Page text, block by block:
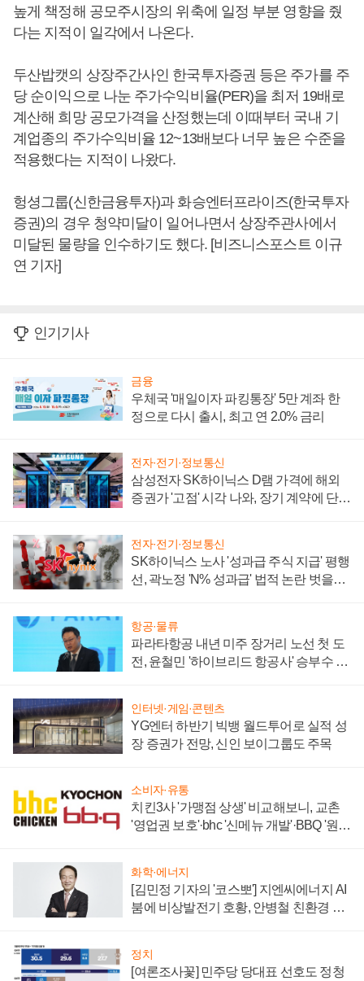
높게 책정해 공모주시장의 위축에 일정 부분 영향을 줬
다는 지적이 일각에서 나온다.
두산밥캣의 상장주간사인 한국투자증권 등은 주가를 주
당 순이익으로 나눈 주가수익비율(PER)을 최저 19배로
계산해 희망 공모가격을 산정했는데 이때부터 국내 기
계업종의 주가수익비율 12~13배보다 너무 높은 수준을
적용했다는 지적이 나왔다.
헝셩그룹(신한금융투자)과 화승엔터프라이즈(한국투자
증권)의 경우 청약미달이 일어나면서 상장주관사에서
미달된 물량을 인수하기도 했다. [비즈니스포스트 이규
연 기자]
인기기사
금융
우체국 '매일이자 파킹통장' 5만 계좌 한
정으로 다시 출시, 최고 연 2.0% 금리
전자·전기·정보통신
삼성전자 SK하이닉스 D램 가격에 해외
증권가 '고점' 시각 나와, 장기 계약에 단점
전자·전기·정보통신
SK하이닉스 노사 '성과급 주식 지급' 평행
선, 곽노정 'N% 성과급' 법적 논란 벗을지
항공·물류
파라타항공 내년 미주 장거리 노선 첫 도
전, 윤철민 '하이브리드 항공사' 승부수 통
인터넷·게임·콘텐츠
YG엔터 하반기 빅뱅 월드투어로 실적 성
장 증권가 전망, 신인 보이그룹도 주목
소비자·유통
치킨3사 '가맹점 상생' 비교해보니, 교촌
'영업권 보호'·bhc '신메뉴 개발'·BBQ '원가
화학·에너지
[김민정 기자의 '코스뽀'] 지엔씨에너지 AI
붐에 비상발전기 호황, 안병철 친환경 에
정치
[여론조사꽃] 민주당 당대표 선호도 정청